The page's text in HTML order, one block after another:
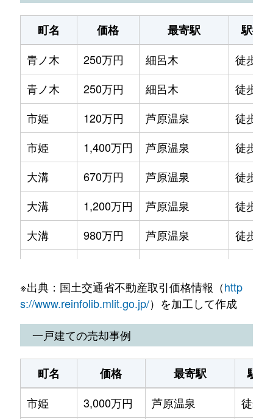
町名 価格 最寄駅
駅徒
青ノ木
250万円 細呂木
徒歩13
青ノ木
250万円 細呂木
徒歩13
市姫
120万円 芦原温泉
徒歩7
市姫
1,400万円 芦原温泉
徒歩11
大溝
670万円 芦原温泉
徒歩20
大溝
1,200万円 芦原温泉
徒歩19
大溝
980万円 芦原温泉
徒歩20
大溝
700万円 芦原温泉
徒歩21
大溝
710万円 芦原温泉
徒歩21
大溝
1,500万円 芦原温泉
徒歩19
上番
300万円
徒歩
上番
580万円 本荘
徒歩
※出典：国土交通省不動産取引価格情報（http
s://www.reinfolib.mlit.go.jp/）を加工して作成
一戸建ての売却事例
町名 価格 最寄駅
駅徒
市姫
3,000万円 芦原温泉
徒歩8